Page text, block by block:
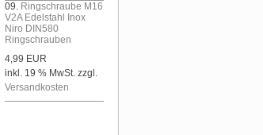
09. Ringschraube M16
V2A Edelstahl Inox
Niro DIN580
Ringschrauben
4,99 EUR
inkl. 19 % MwSt. zzgl.
Versandkosten